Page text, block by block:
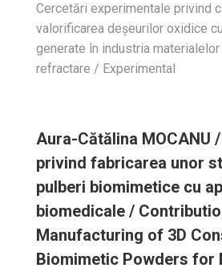
Cercetări experimentale privind
valorificarea deșeurilor oxidice
generate în industria
refractare / Experimental
Aura-Cătălina MOCANU
privind fabricarea unor
pulberi biomimetice cu
biomedicale /
Manufacturing of 3D
Biomimetic Powders for